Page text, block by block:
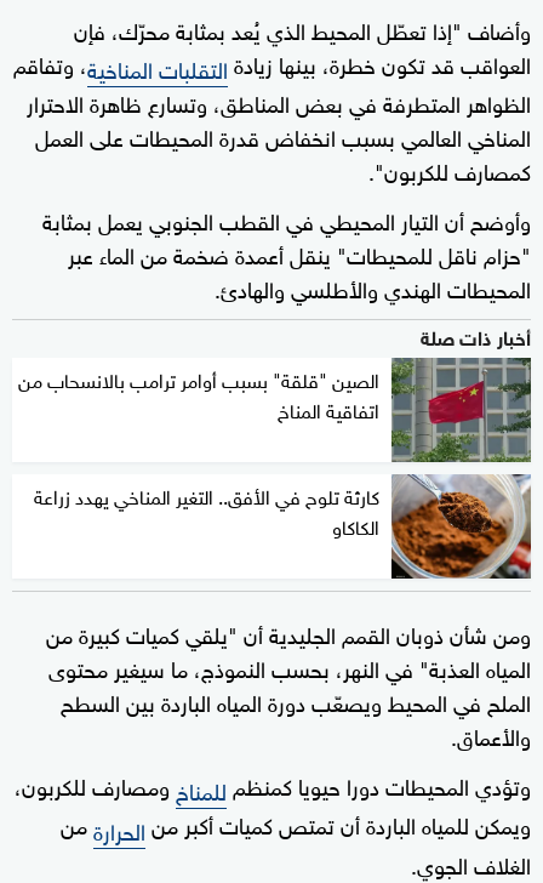
وأضاف "إذا تعطّل المحيط الذي يُعد بمثابة محرّك، فإن
العواقب قد تكون خطرة، بينها زيادةالتقلبات المناخية، وتفاقم
الظواهر المتطرفة في بعض المناطق، وتسارع ظاهرة الاحترار
المناخي العالمي بسبب انخفاض قدرة المحيطات على العمل
كمصارف للكربون".
وأوضح أن التيار المحيطي في القطب الجنوبي يعمل بمثابة
"حزام ناقل للمحيطات" ينقل أعمدة ضخمة من الماء عبر
المحيطات الهندي والأطلسي والهادئ.
أخبار ذات صلة
الصين "قلقة" بسبب أوامر ترامب بالانسحاب من
اتفاقية المناخ
كارثة تلوح في الأفق.. التغير المناخي يهدد زراعة
الكاكاو
ومن شأن ذوبان القمم الجليدية أن "يلقي كميات كبيرة من
المياه العذبة" في النهر، بحسب النموذج، ما سيغير محتوى
الملح في المحيط ويصعّب دورة المياه الباردة بين السطح
والأعماق.
وتؤدي المحيطات دورا حيويا كمنظم للمناخومصارف للكربون،
ويمكن للمياه الباردة أن تمتص كميات أكبر منالحرارةمن
الغلاف الجوي.